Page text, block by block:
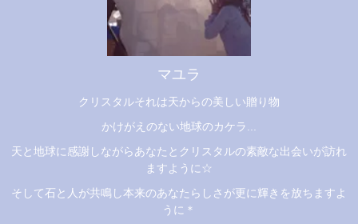
マユラ
クリスタルそれは天からの美しい贈り物
かけがえのない地球のカケラ...
天と地球に感謝しながらあなたとクリスタルの素敵な出会いが訪れ
ますように☆
そして石と人が共鳴し本来のあなたらしさが更に輝きを放ちますよ
うに＊